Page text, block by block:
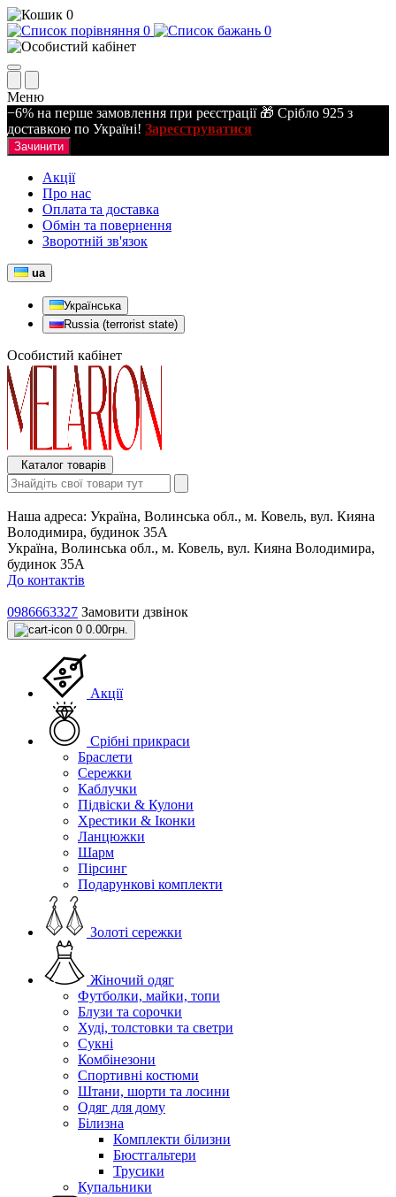
0
0
0
Меню
−6% на перше замовлення при реєстрації 🎁 Срібло 925 з
доставкою по Україні! Зареєструватися
Зачинити
Акції
Про нас
Оплата та доставка
Обмін та повернення
Зворотній зв'язок
ua
Українська
Russia (terrorist state)
Особистий кабінет
Каталог товарів
Наша адреса: Україна, Волинська обл., м. Ковель, вул. Кияна
Володимира, будинок 35А
Україна, Волинська обл., м. Ковель, вул. Кияна Володимира,
будинок 35А
До контактів
0986663327 Замовити дзвінок
0 0.00грн.
Акції
Срібні прикраси
Браслети
Сережки
Каблучки
Підвіски & Кулони
Хрестики & Іконки
Ланцюжки
Шарм
Пірсинг
Подарункові комплекти
Золоті сережки
Жіночий одяг
Футболки, майки, топи
Блузи та сорочки
Худі, толстовки та светри
Сукні
Комбінезони
Спортивні костюми
Штани, шорти та лосини
Одяг для дому
Білизна
Комплекти білизни
Бюстгальтери
Трусики
Купальники